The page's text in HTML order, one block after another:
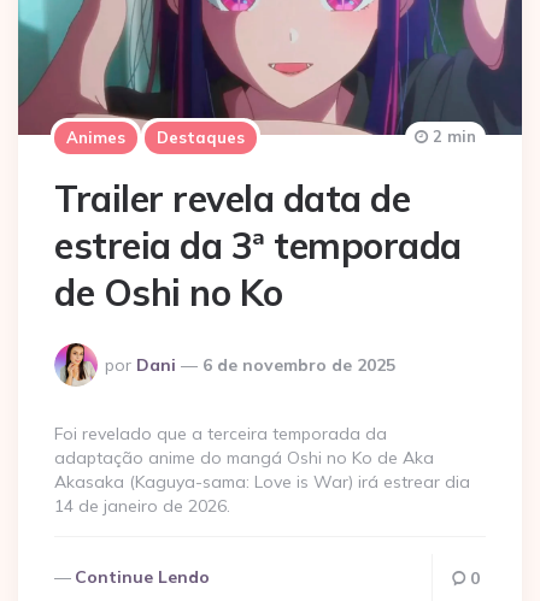
Animes Destaques
Trailer revela data de
estreia da 3ª temporada
de Oshi no Ko
Postado
por
por Dani 6 de novembro de 2025
2 min
Foi revelado que a terceira temporada da
adaptação anime do mangá Oshi no Ko de Aka
Akasaka (Kaguya-sama: Love is War) irá estrear dia
14 de janeiro de 2026.
Continue Lendo 0